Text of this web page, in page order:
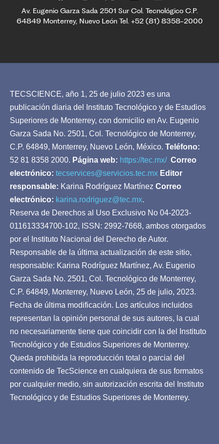
Av. Eugenio Garza Sada 2501 Sur Col. Tecnológico C.P.
64849 Monterrey, Nuevo León Tel. +52 (81) 8358-2000
TECSCIENCE, año 1, 25 de julio 2023 es una
publicación diaria del Instituto Tecnológico y de Estudios
Superiores de Monterrey, con domicilio en Av. Eugenio
Garza Sada No. 2501, Col. Tecnológico de Monterrey,
C.P. 64849, Monterrey, Nuevo León, México. Teléfono:
52 81 8358 2000. Página web: https://tec.mx/ Correo
electrónico: tecservices@servicios.tec.mx Editor
responsable: Karina Rodríguez Martínez Correo
electrónico: karina.rodriguez@tec.mx.
Reserva de Derechos al Uso Exclusivo No 04-2023-
011613334700-102, ISSN: 2992-7668, ambos otorgados
por el Instituto Nacional del Derecho de Autor.
Responsable de la última actualización de este sitio,
responsable: Karina Rodríguez Martínez, Av. Eugenio
Garza Sada No. 2501, Col. Tecnológico de Monterrey,
C.P. 64849, Monterrey, Nuevo León, 25 de julio, 2023.
Fecha de última modificación. Los artículos incluidos
representan la opinión personal de sus autores, la cual
no necesariamente tiene que coincidir con la del Instituto
Tecnológico y de Estudios Superiores de Monterrey.
Queda prohibida la reproducción total o parcial del
contenido de TecScience en cualquiera de sus formatos
por cualquier medio, sin autorización escrita del Instituto
Tecnológico y de Estudios Superiores de Monterrey.